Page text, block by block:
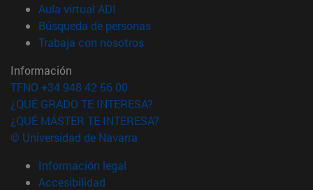
Aula virtual ADI
Búsqueda de personas(abre en nueva ventana)
Trabaja con nosotros(abre en nueva ventana)
Información
TFNO +34 948 42 56 00
¿QUÉ GRADO TE INTERESA?
¿QUÉ MÁSTER TE INTERESA?
© Universidad de Navarra
Información legal
Accesibilidad